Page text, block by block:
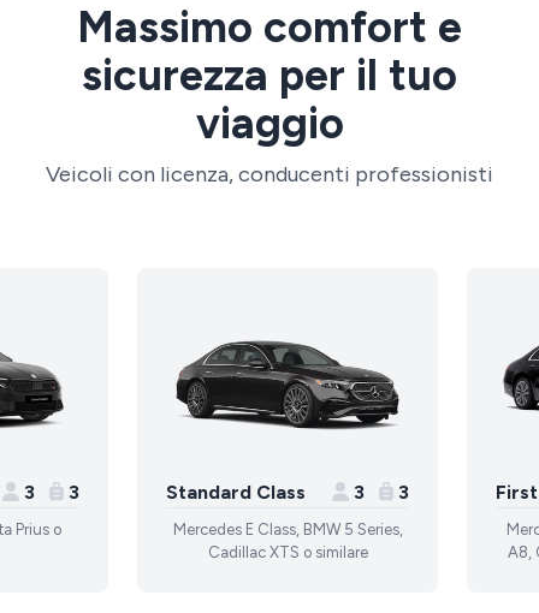
Massimo comfort e
sicurezza per il tuo
viaggio
Veicoli con licenza, conducenti professionisti
3 3
Prius o
Standard Class 3 3
Mercedes E Class, BMW 5 Series,
Cadillac XTS o similare
A8,